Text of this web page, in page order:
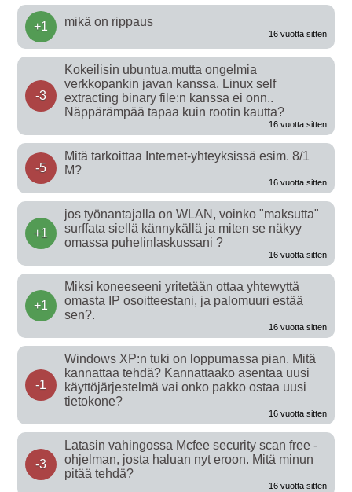
+1 mikä on rippaus
16 vuotta sitten
-3
Kokeilisin ubuntua,mutta ongelmia
verkkopankin javan kanssa. Linux self
extracting binary file:n kanssa ei onn..
Näppärämpää tapaa kuin rootin kautta?
16 vuotta sitten
-5
Mitä tarkoittaa Internet-yhteyksissä esim. 8/1
M?
16 vuotta sitten
+1
jos työnantajalla on WLAN, voinko "maksutta"
surffata siellä kännykällä ja miten se näkyy
omassa puhelinlaskussani ?
16 vuotta sitten
+1
Miksi koneeseeni yritetään ottaa yhtewyttä
omasta IP osoitteestani, ja palomuuri estää
sen?.
16 vuotta sitten
-1
Windows XP:n tuki on loppumassa pian. Mitä
kannattaa tehdä? Kannattaako asentaa uusi
käyttöjärjestelmä vai onko pakko ostaa uusi
tietokone?
16 vuotta sitten
-3
Latasin vahingossa Mcfee security scan free -
ohjelman, josta haluan nyt eroon. Mitä minun
pitää tehdä?
16 vuotta sitten